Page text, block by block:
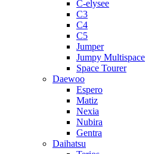
C-elysee
C3
C4
C5
Jumper
Jumpy Multispace
Space Tourer
Daewoo
Espero
Matiz
Nexia
Nubira
Gentra
Daihatsu